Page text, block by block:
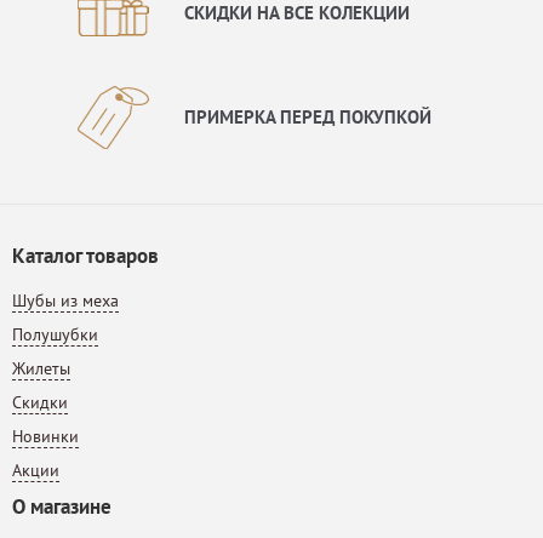
СКИДКИ НА ВСЕ КОЛЕКЦИИ
ПРИМЕРКА ПЕРЕД ПОКУПКОЙ
Каталог товаров
Шубы из меха
Полушубки
Жилеты
Скидки
Новинки
Акции
О магазине